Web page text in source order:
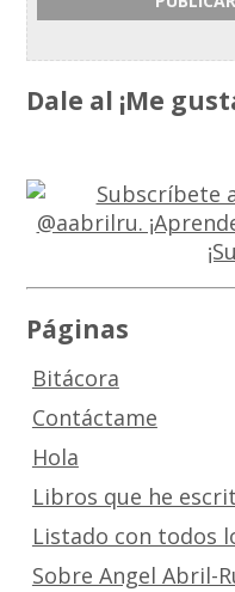
Dale al ¡Me
Páginas
Bitácora
Contáctame
Hola
Libros que he
Listado con todos
Sobre Angel Abril-